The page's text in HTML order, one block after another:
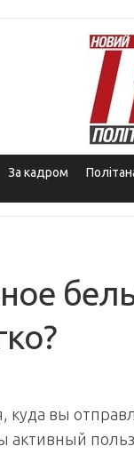
За кадром
куда вы
активный